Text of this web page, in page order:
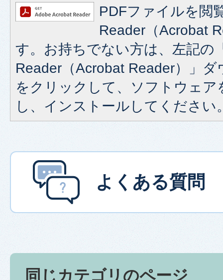
PDFファイルを閲
Reader（Acrobat
す。お持ちでない方は、左記の
Reader（Acrobat Reader）」
をクリックして、ソフトウェア
し、インストールしてください
よくある質問
同じカテゴリのページ